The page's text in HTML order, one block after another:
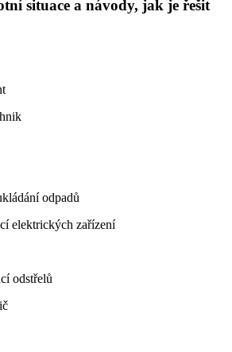
situace a návody, jak je řešit
odpadů
elektrických zařízení
odstřelů